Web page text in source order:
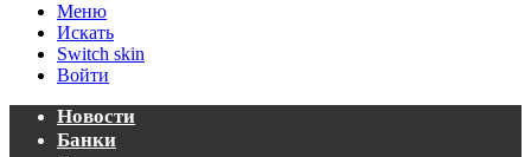
Меню
Искать
Switch skin
Войти
Новости
Банки